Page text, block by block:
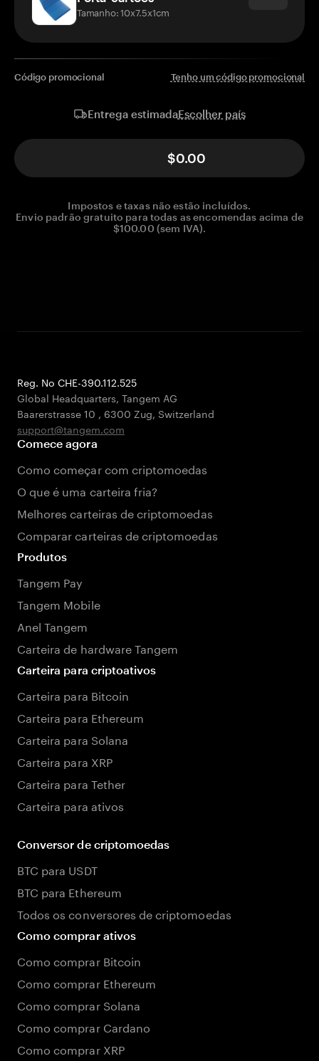
Tamanho: 10x7.5x1cm
Código promocional Tenho um código promocional
Entrega estimadaEscolher país
$0.00
Impostos e taxas não estão incluídos.
Envio padrão gratuito para todas as encomendas acima de
$100.00 (sem IVA).
Reg. No CHE-390.112.525
Global Headquarters, Tangem AG
Baarerstrasse 10 , 6300 Zug, Switzerland
support@tangem.com
Comece agora
Como começar com criptomoedas
O que é uma carteira fria?
Melhores carteiras de criptomoedas
Comparar carteiras de criptomoedas
Produtos
Tangem Pay
Tangem Mobile
Anel Tangem
Carteira de hardware Tangem
Carteira para criptoativos
Carteira para Bitcoin
Carteira para Ethereum
Carteira para Solana
Carteira para XRP
Carteira para Tether
Carteira para ativos
Conversor de criptomoedas
BTC para USDT
BTC para Ethereum
Todos os conversores de criptomoedas
Como comprar ativos
Como comprar Bitcoin
Como comprar Ethereum
Como comprar Solana
Como comprar Cardano
Como comprar XRP